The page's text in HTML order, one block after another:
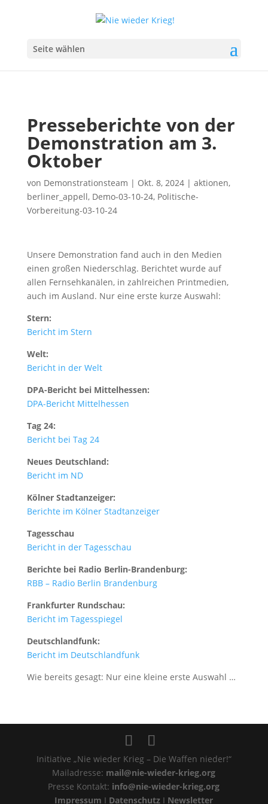
Seite wählen
Presseberichte von der
Demonstration am 3.
Oktober
von Demonstrationsteam | Okt. 8, 2024| aktionen,
berliner_appell, Demo-03-10-24, Politische-
Vorbereitung-03-10-24
Unsere Demonstration fand auch in den Medien
einen großen Niederschlag. Berichtet wurde auf
allen Fernsehkanälen, in zahlreichen Printmedien,
auch im Ausland. Nur eine erste kurze Auswahl:
Stern:
Bericht im Stern
Welt:
Bericht in der Welt
DPA-Bericht bei Mittelhessen:
DPA-Bericht Mittelhessen
Tag 24:
Bericht bei Tag 24
Neues Deutschland:
Bericht im ND
Kölner Stadtanzeiger:
Berichte im Kölner Stadtanzeiger
Tagesschau
Bericht in der Tagesschau
Berichte bei Radio Berlin-Brandenburg:
RBB – Radio Berlin Brandenburg
Frankfurter Rundschau:
Bericht im Tagesspiegel
Deutschlandfunk:
Bericht im Deutschlandfunk
Wie bereits gesagt: Nur eine kleine erste Auswahl …
Initiative „Nie wieder Krieg – Die Waffen nieder!“
Mailadresse: mail@nie-wieder-krieg.org
Presse Kontakt: info@nie-wieder-krieg.org
Impressum I Datenschutz I Newsletter